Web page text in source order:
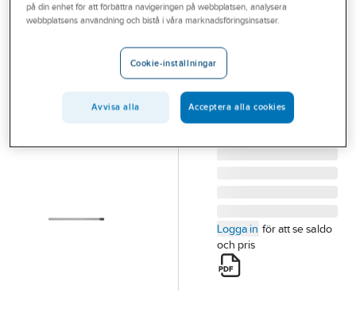
Branscher DEBE
Stigarör i PVC
för sluten tank
STIGARRÖR INKL
ADAPTER UT 115L
Artikelnummer:
2012801
Logga in för att se saldo
och pris
på din enhet för att förbättra navigeringen på webbplatsen, analysera
webbplatsens användning och bistå i våra marknadsföringsinsatser.
Cookie-inställningar
Avvisa alla Acceptera alla cookies